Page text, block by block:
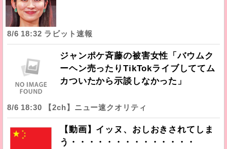
8/6 18:32 ラビット速報
ジャンポケ斉藤の被害女性「バウムク
ーヘン売ったりTikTokライブしててム
カついたから示談しなかった」
8/6 18:30 【2ch】ニュー速クオリティ
【動画】イッヌ、おしおきされてしま
う・・・・・・・・・・・・・・